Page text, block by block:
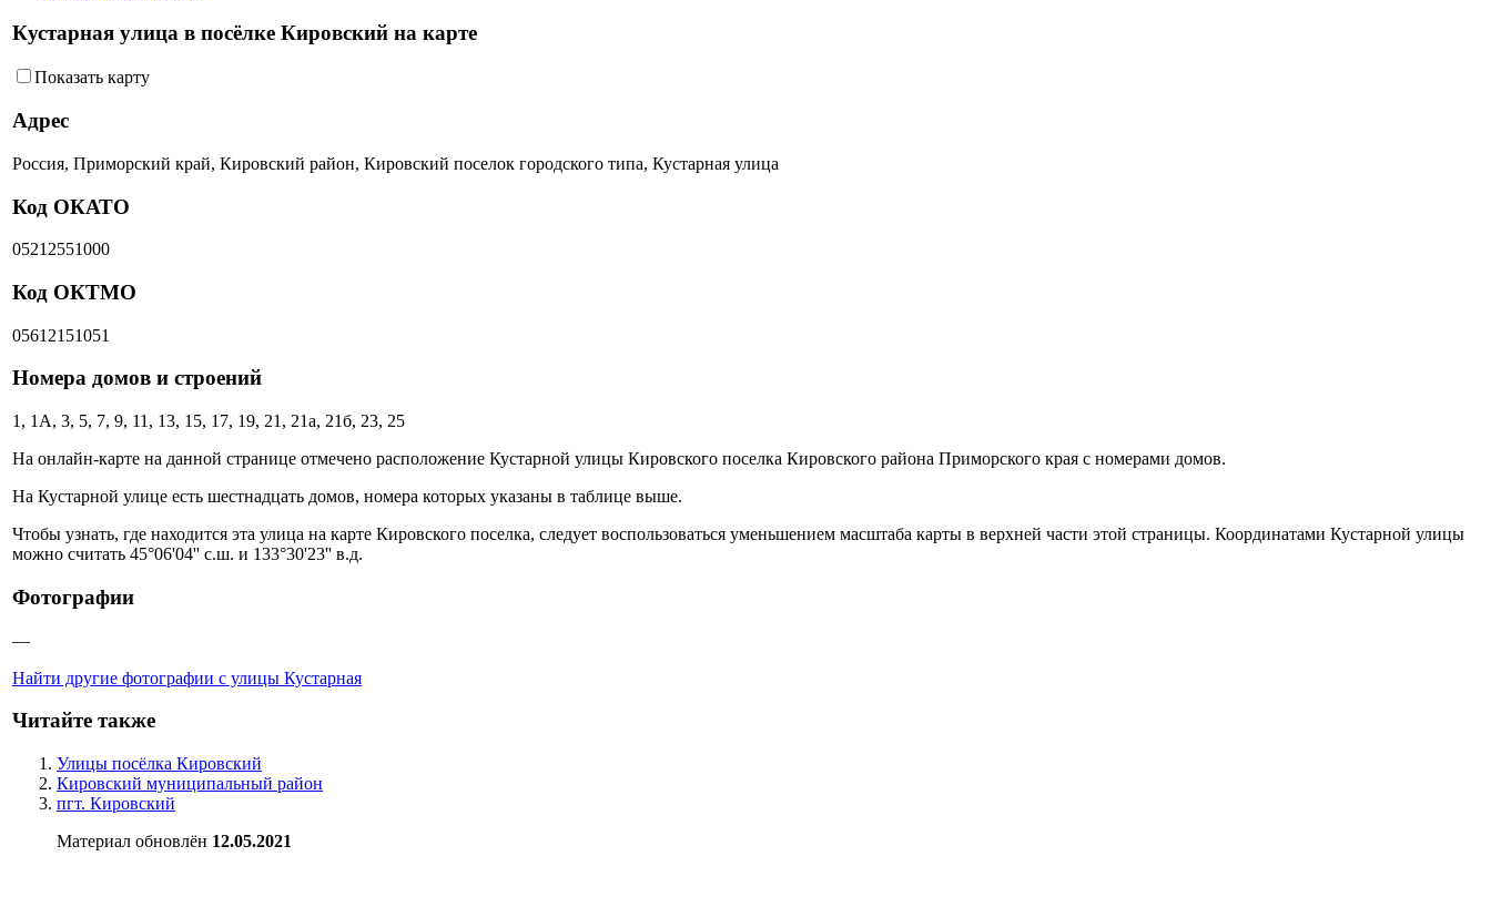
Кустарная улица в посёлке Кировский на карте
Показать карту
Адрес
Россия, Приморский край, Кировский район, Кировский поселок городского типа, Кустарная улица
Код ОКАТО
05212551000
Код ОКТМО
05612151051
Номера домов и строений
1, 1А, 3, 5, 7, 9, 11, 13, 15, 17, 19, 21, 21а, 21б, 23, 25
На онлайн-карте на данной странице отмечено расположение Кустарной улицы Кировского поселка Кировского района Приморского края с номерами домов.
На Кустарной улице есть шестнадцать домов, номера которых указаны в таблице выше.
Чтобы узнать, где находится эта улица на карте Кировского поселка, следует воспользоваться уменьшением масштаба карты в верхней части этой страницы. Координатами Кустарной улицы
можно считать 45°06'04'' с.ш. и 133°30'23'' в.д.
Фотографии
—
Найти другие фотографии с улицы Кустарная
Читайте также
Улицы посёлка Кировский
Кировский муниципальный район
пгт. Кировский
Материал обновлён 12.05.2021